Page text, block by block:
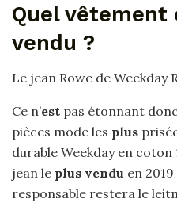
Quel vêtement
vendu ?
Le jean Rowe de Weekday
Ce n’est pas étonnant
pièces mode les plus
durable Weekday en coton
jean le plus vendu en
responsable restera le